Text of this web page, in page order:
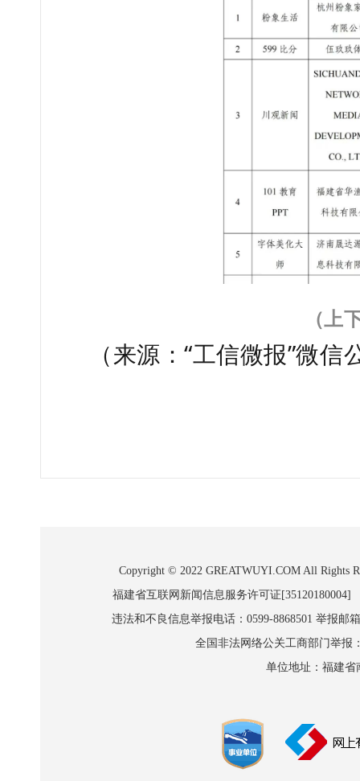
（上
（来源：“工信微报”微信
Copyright © 2022 GREATWUYI.COM All Rights
福建省互联网新闻信息服务许可证
违法和不良信息举报电话：0599-8868501 举报邮
全国非法网络公关工商部门举报
单位地址：福建省